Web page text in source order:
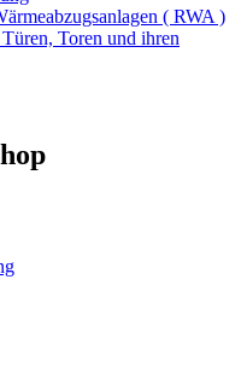
( RWA )
Toren und ihren